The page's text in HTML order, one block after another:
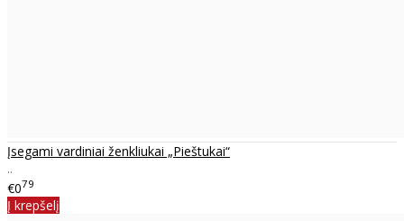
Įsegami vardiniai ženkliukai „Pieštukai“
..
€079
Į krepšelį